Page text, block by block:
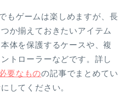
もゲームは楽しめますが、長
か揃えておきたいアイテム
体を保護するケースや、複
トローラーなどです。詳し
要なものの記事でまとめてい
してください。